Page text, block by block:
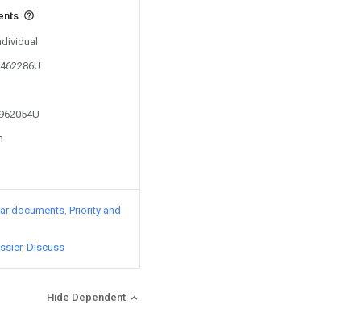
documents Priority and
Discuss
Hide Dependent